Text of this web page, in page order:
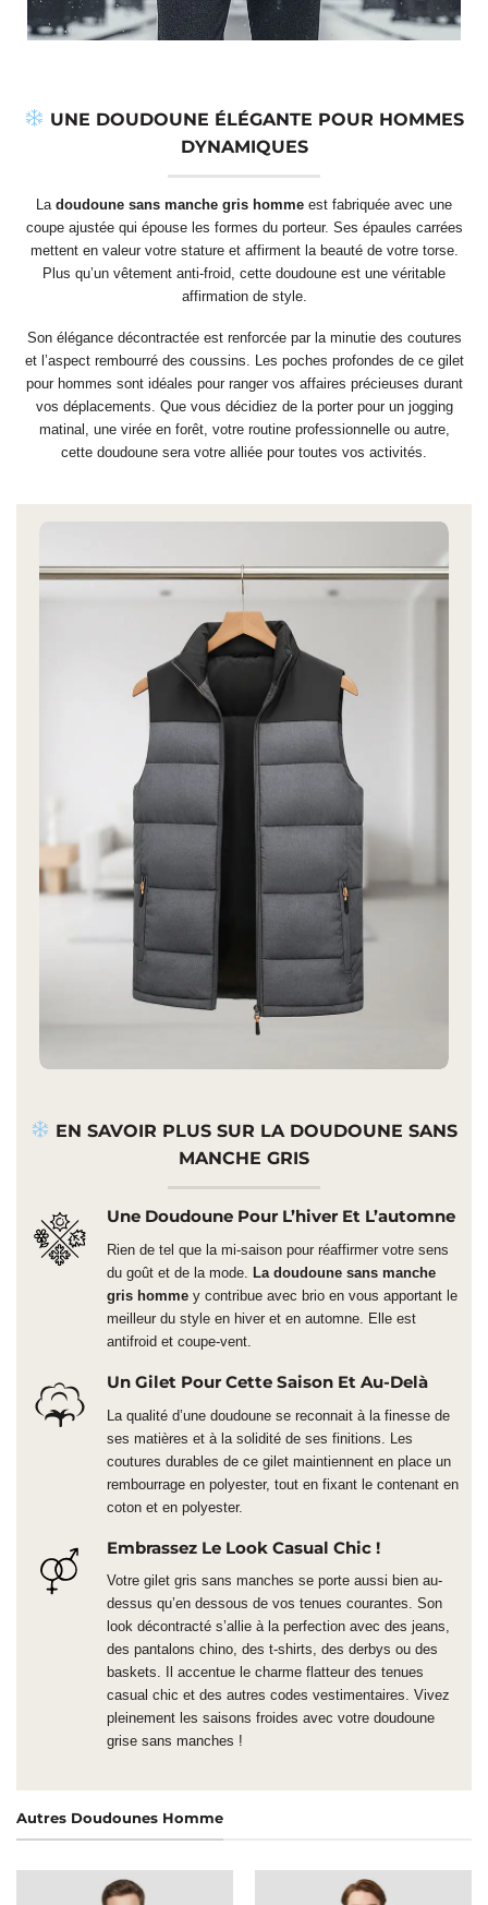
UNE DOUDOUNE ÉLÉGANTE POUR HOMMES
DYNAMIQUES
La doudoune sans manche gris homme est fabriquée avec une
coupe ajustée qui épouse les formes du porteur. Ses épaules carrées
mettent en valeur votre stature et affirment la beauté de votre torse.
Plus qu’un vêtement anti-froid, cette doudoune est une véritable
affirmation de style.
Son élégance décontractée est renforcée par la minutie des coutures
et l’aspect rembourré des coussins. Les poches profondes de ce gilet
pour hommes sont idéales pour ranger vos affaires précieuses durant
vos déplacements. Que vous décidiez de la porter pour un jogging
matinal, une virée en forêt, votre routine professionnelle ou autre,
cette doudoune sera votre alliée pour toutes vos activités.
EN SAVOIR PLUS SUR LA DOUDOUNE SANS
MANCHE GRIS
Une Doudoune Pour L’hiver Et L’automne
Rien de tel que la mi-saison pour réaffirmer votre sens
du goût et de la mode. La doudoune sans manche
gris homme y contribue avec brio en vous apportant le
meilleur du style en hiver et en automne. Elle est
antifroid et coupe-vent.
Un Gilet Pour Cette Saison Et Au-Delà
La qualité d’une doudoune se reconnait à la finesse de
ses matières et à la solidité de ses finitions. Les
coutures durables de ce gilet maintiennent en place un
rembourrage en polyester, tout en fixant le contenant en
coton et en polyester.
Embrassez Le Look Casual Chic !
Votre gilet gris sans manches se porte aussi bien au-
dessus qu’en dessous de vos tenues courantes. Son
look décontracté s’allie à la perfection avec des jeans,
des pantalons chino, des t-shirts, des derbys ou des
baskets. Il accentue le charme flatteur des tenues
casual chic et des autres codes vestimentaires. Vivez
pleinement les saisons froides avec votre doudoune
grise sans manches !
Autres Doudounes Homme